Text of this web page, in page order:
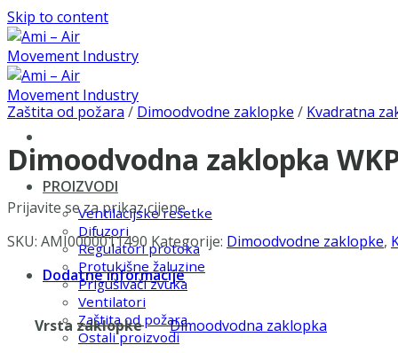
Skip to content
PROIZVODI
Ventilacijske rešetke
Difuzori
Regulatori protoka
Protukišne žaluzine
Prigušivači zvuka
Ventilatori
Zaštita od požara
Ostali proizvodi
Zaštita od požara / Dimoodvodne zaklopke / Kvadratna
Dimoodvodna zaklopka
Prijavite se za prikaz cijene
SKU: AMI0000011490 Kategorije: Dimoodvodne zaklopke,
Dodatne informacije
Vrsta zaklopke Dimoodvodna zaklopka